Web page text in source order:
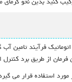
فرآیند
از طریق برد کنترل
استفاده قرار